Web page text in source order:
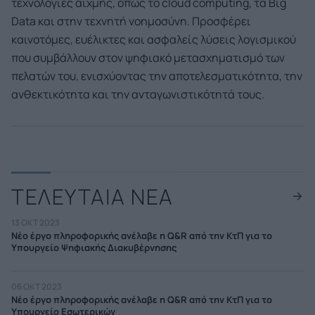
Data και στην τεχνητή νοημοσύνη. Προσφέρει
καινοτόμες, ευέλικτες και ασφαλείς λύσεις λογισμικού
που συμβάλλουν στον ψηφιακό μετασχηματισμό των
πελατών του, ενισχύοντας την αποτελεσματικότητα, την
ανθεκτικότητα και την ανταγωνιστικότητά τους.
ΤΕΛΕΥΤΑΙΑ ΝΕΑ
13 ΟΚΤ 2023
Νέο έργο πληροφορικής ανέλαβε η Q&R από την ΚτΠ για το
Υπουργείο Ψηφιακής Διακυβέρνησης
06 ΟΚΤ 2023
Νέο έργο πληροφορικής ανέλαβε η Q&R από την ΚτΠ για το
Υπουργείο Εσωτερικών